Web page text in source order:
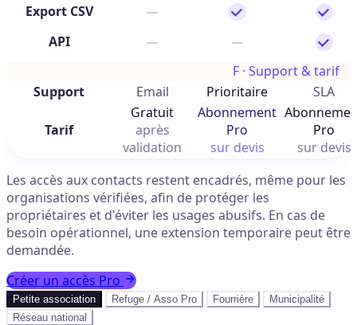
Export CSV
API
F · Support & tarif
Support
Email Prioritaire SLA
Tarif
Gratuit
après
validation
Abonnement
Pro
sur devis
Pro
sur devis
Les accès aux contacts restent encadrés, même pour les
organisations vérifiées, afin de protéger les
propriétaires et d'éviter les usages abusifs. En cas de
besoin opérationnel, une extension temporaire peut être
demandée.
Créer un accès Pro
Petite association Refuge / Asso Pro Fourrière
Municipalité
Réseau national